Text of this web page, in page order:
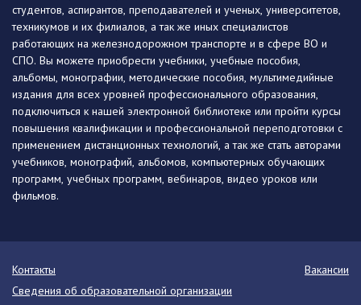
студентов, аспирантов, преподавателей и ученых, университетов,
техникумов и их филиалов, а так же иных специалистов
работающих на железнодорожном транспорте и в сфере ВО и
СПО. Вы можете приобрести учебники, учебные пособия,
альбомы, монографии, методические пособия, мультимедийные
издания для всех уровней профессионального образования,
подключиться к нашей электронной библиотеке или пройти курсы
повышения квалификации и профессиональной переподготовки с
применением дистанционных технологий, а так же стать авторами
учебников, монографий, альбомов, компьютерных обучающих
программ, учебных программ, вебинаров, видео уроков или
фильмов.
Контакты
Вакансии
Сведения об образовательной организации